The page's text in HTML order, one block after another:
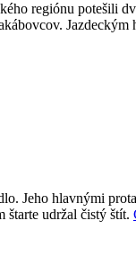
regiónu potešili
Jazdeckým
Jeho hlavnými
štarte udržal čistý štít.